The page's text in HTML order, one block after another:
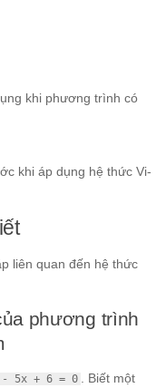
khi phương trình có
khi áp dụng hệ thức Vi-
liên quan đến hệ thức
phương trình
- 5x + 6 = 0 . Biết một